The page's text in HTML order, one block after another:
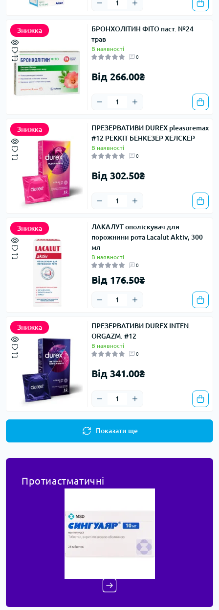
Знижка
БРОНХОЛІТИН ФІТО паст. №24
трав
В наявності
0
Від 266.00₴
Знижка
ПРЕЗЕРВАТИВИ DUREX pleasuremax
#12 РЕККІТ БЕНКЕЗЕР ХЕЛСКЕР
В наявності
0
Від 302.50₴
Знижка
ЛАКАЛУТ ополіскувач для
порожнини рота Lacalut Aktiv, 300
мл
В наявності
0
Від 176.50₴
Знижка
ПРЕЗЕРВАТИВИ DUREX INTEN.
ORGAZM. #12
В наявності
0
Від 341.00₴
Показати ще
Протиастматичні